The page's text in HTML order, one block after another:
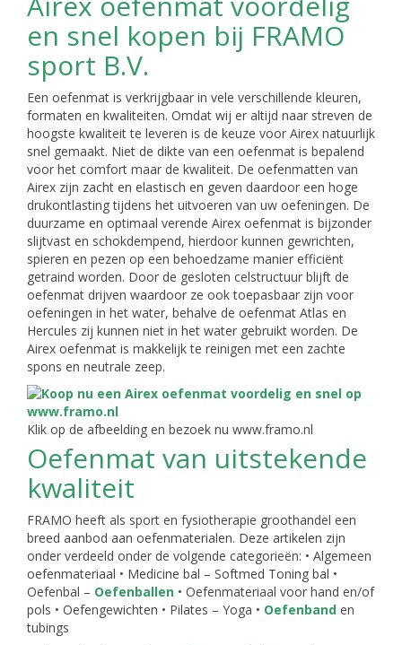
en snel kopen bij FRAMO
sport B.V.
Een oefenmat is verkrijgbaar in vele verschillende kleuren,
formaten en kwaliteiten. Omdat wij er altijd naar streven de
hoogste kwaliteit te leveren is de keuze voor Airex natuurlijk
snel gemaakt. Niet de dikte van een oefenmat is bepalend
voor het comfort maar de kwaliteit. De oefenmatten van
Airex zijn zacht en elastisch en geven daardoor een hoge
drukontlasting tijdens het uitvoeren van uw oefeningen. De
duurzame en optimaal verende Airex oefenmat is bijzonder
slijtvast en schokdempend, hierdoor kunnen gewrichten,
spieren en pezen op een behoedzame manier efficiënt
getraind worden. Door de gesloten celstructuur blijft de
oefenmat drijven waardoor ze ook toepasbaar zijn voor
oefeningen in het water, behalve de oefenmat Atlas en
Hercules zij kunnen niet in het water gebruikt worden. De
Airex oefenmat is makkelijk te reinigen met een zachte
spons en neutrale zeep.
Klik op de afbeelding en bezoek nu www.framo.nl
Oefenmat van uitstekende
kwaliteit
FRAMO heeft als sport en fysiotherapie groothandel een
breed aanbod aan oefenmaterialen. Deze artikelen zijn
onder verdeeld onder de volgende categorieën: • Algemeen
oefenmateriaal • Medicine bal – Softmed Toning bal •
Oefenbal – Oefenballen • Oefenmateriaal voor hand en/of
pols • Oefengewichten • Pilates – Yoga • Oefenband en
tubings